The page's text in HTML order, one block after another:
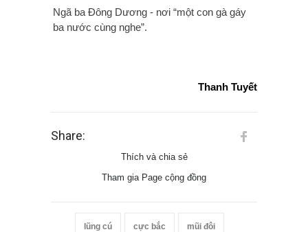
Ngã ba Đông Dương - nơi “một con gà gáy
ba nước cùng nghe”.
Thanh Tuyết
Share:
Thích và chia sẻ
Tham gia Page cộng đồng
lũng cú cực bắc mũi đôi